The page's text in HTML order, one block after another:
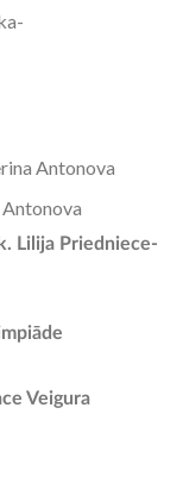
Antonova
Lilija Priedniece-
Veigura